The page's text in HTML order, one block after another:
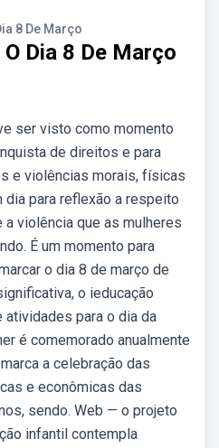
8 De Março
Dia 8 De Março
ser visto como momento
de direitos e para
e violências morais, físicas
dia para reflexão a respeito
violência que as mulheres
É um momento para
o dia 8 de março de
o ieducação
atividades para o dia da
é comemorado anualmente
a celebração das
e econômicas das
sendo. Web — o projeto
infantil contempla